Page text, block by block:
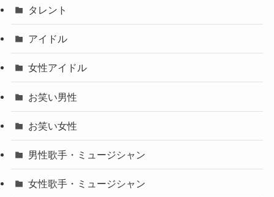
タレント
アイドル
女性アイドル
お笑い男性
お笑い女性
男性歌手・ミュージシャン
女性歌手・ミュージシャン